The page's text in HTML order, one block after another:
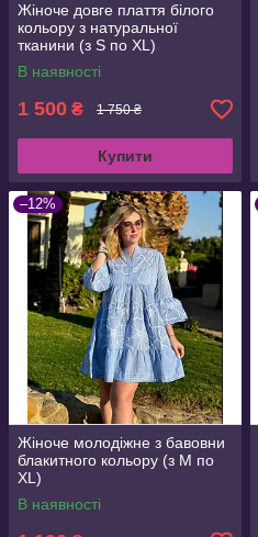
Жіноче довге плаття білого
кольору з натуральної
тканини (з S по XL)
В наявності
1 500 ₴ 1 750 ₴
Купити
–12%
Жіноче молодіжне з бавовни
блакитного кольору (з M по
XL)
В наявності